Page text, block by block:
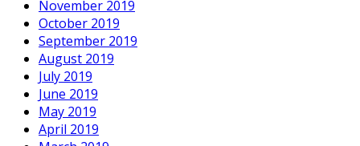
November 2019
October 2019
September 2019
August 2019
July 2019
June 2019
May 2019
April 2019